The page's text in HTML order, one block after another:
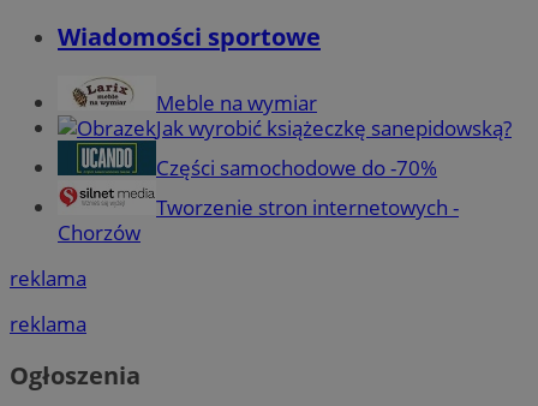
Wiadomości sportowe
Meble na wymiar
Jak wyrobić książeczkę sanepidowską?
Części samochodowe do -70%
Tworzenie stron internetowych -
Chorzów
reklama
reklama
Ogłoszenia